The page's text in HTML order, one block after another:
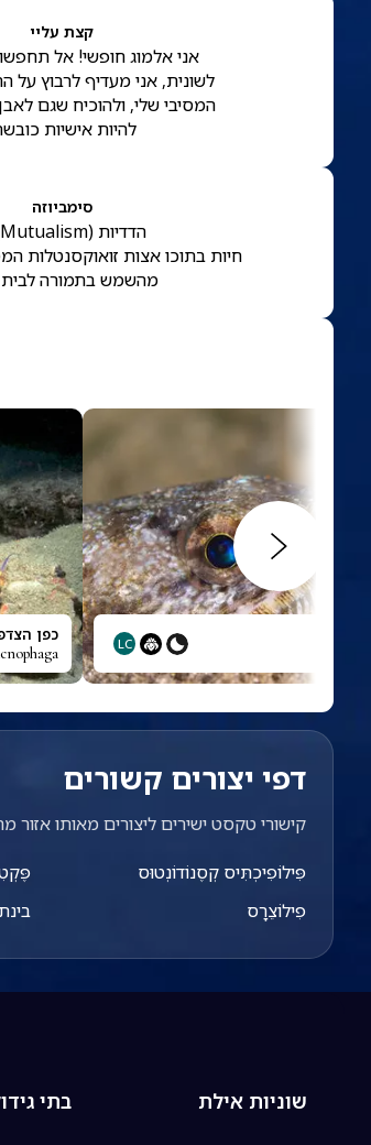
קצת עליי
אני אלמוג חופשי! אל
לשונית, אני מעדיף לרבוץ על
המסיבי שלי, ולהוכיח שגם
להיות אישיות
סימביוזה
הדדיות (
Mutualism
חיות בתוכו אצות זואוקסנטלות
מהשמש בתמורה לבית
LC כפן
דפי יצורים קשורים
קישורי טקסט ישירים ליצורים מאותו אזור
פִּילוֹפִיכְתִּיס קְסֶנוֹדוֹנְטוּס
פִילוֹצֵרָס
שוניות אילת בתי